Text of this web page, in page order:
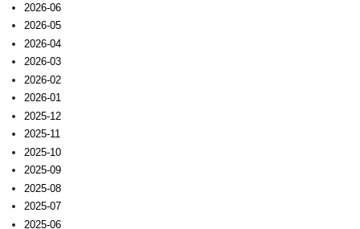
2026-06
2026-05
2026-04
2026-03
2026-02
2026-01
2025-12
2025-11
2025-10
2025-09
2025-08
2025-07
2025-06